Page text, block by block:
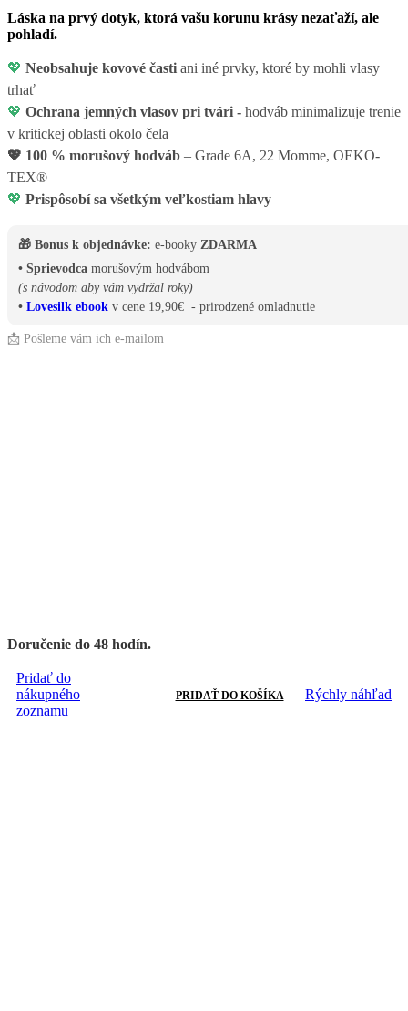
Láska na prvý dotyk, ktorá vašu korunu krásy nezaťaží, ale
pohladí.
💖 Neobsahuje kovové časti ani iné prvky, ktoré by mohli vlasy
trhať
💖 Ochrana jemných vlasov pri tvári - hodváb minimalizuje trenie
v kritickej oblasti okolo čela
💖 100 % morušový hodváb – Grade 6A, 22 Momme, OEKO-
TEX®
💖 Prispôsobí sa všetkým veľkostiam hlavy
🎁 Bonus k objednávke: e-booky ZDARMA
• Sprievodca morušovým hodvábom
(s návodom aby vám vydržal roky)
• Lovesilk ebook v cene 19,90€ - prirodzené omladnutie
📩 Pošleme vám ich e-mailom
Doručenie do 48 hodín.
Pridať do
nákupného
zoznamu
PRIDAŤ DO KOŠÍKA Rýchly náhľad